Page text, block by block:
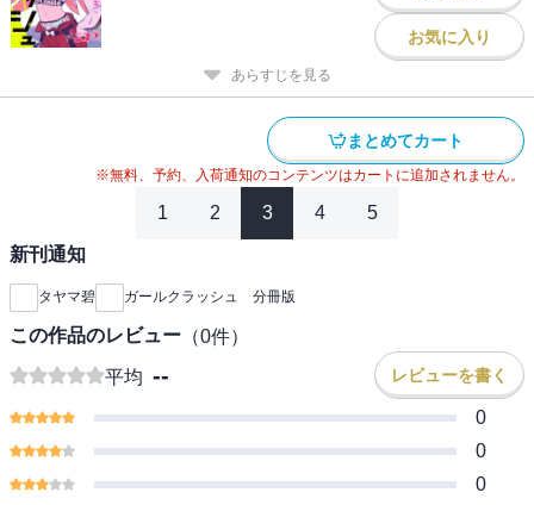
お気に入り
あらすじを見る
まとめてカート
※無料、予約、入荷通知のコンテンツはカートに追加されません。
1 2 3 4 5
新刊通知
タヤマ碧 ガールクラッシュ 分冊版
この作品のレビュー （0件）
平均 -- レビューを書く
0
0
0